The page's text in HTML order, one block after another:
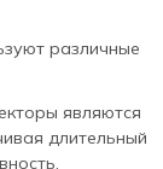
различные
являются
длительный